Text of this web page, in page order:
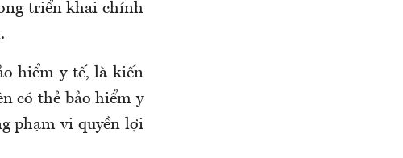
triển khai chính
.
hiểm y tế, là kiến
có thẻ bảo hiểm y
phạm vi quyền lợi